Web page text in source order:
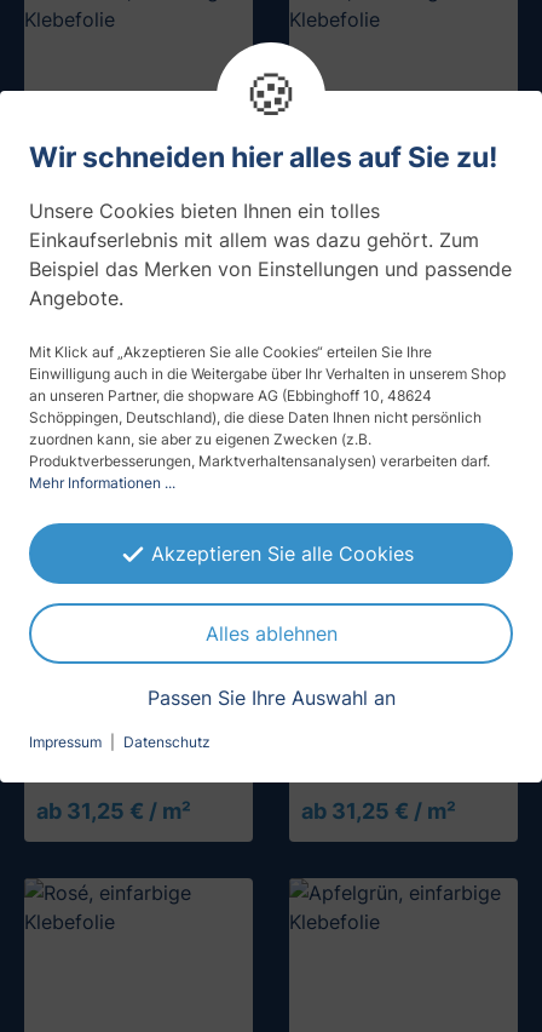
(1)
Kirschrot, einfarbige
Klebefolie
ab 31,25 € / m²
Muster testen
Blau, einfarbige
Klebefolie
ab 31,25 € / m²
Muster testen
Stahlblau, einfarbige
Klebefolie
ab 31,25 € / m²
Muster testen ab 31,25 € / m²
Muster testen
🍪
Wir schneiden hier alles auf Sie zu!
Unsere Cookies bieten Ihnen ein tolles
Einkaufserlebnis mit allem was dazu gehört. Zum
Beispiel das Merken von Einstellungen und passende
Angebote.
Mit Klick auf „Akzeptieren Sie alle Cookies“ erteilen Sie Ihre
Einwilligung auch in die Weitergabe über Ihr Verhalten in unserem Shop
an unseren Partner, die shopware AG (Ebbinghoff 10, 48624
Schöppingen, Deutschland), die diese Daten Ihnen nicht persönlich
zuordnen kann, sie aber zu eigenen Zwecken (z.B.
Produktverbesserungen, Marktverhaltensanalysen) verarbeiten darf.
Mehr Informationen ...
Akzeptieren Sie alle Cookies
Alles ablehnen
Passen Sie Ihre Auswahl an
Impressum Datenschutz